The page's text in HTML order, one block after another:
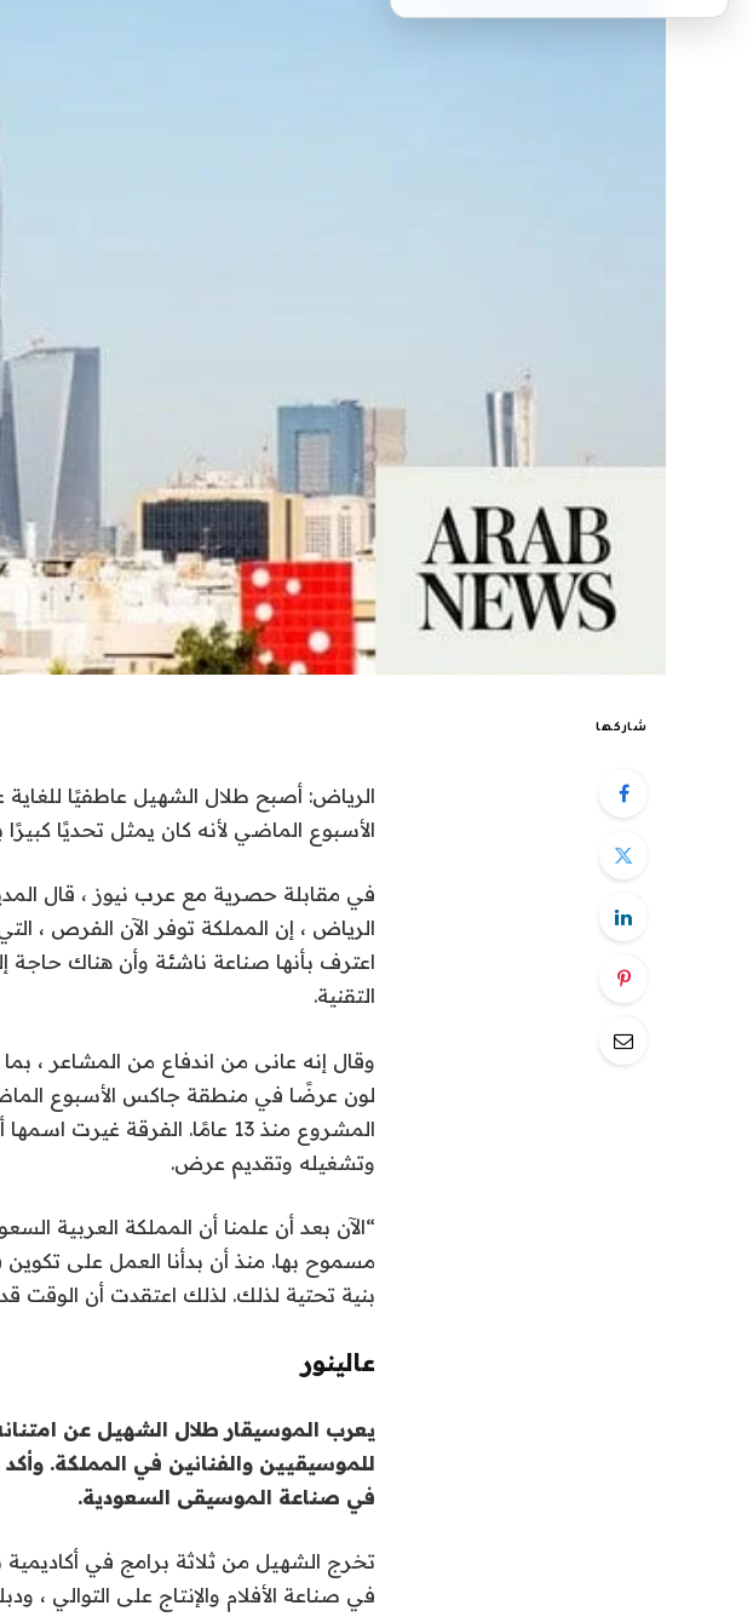
شاركها
الرياض: أصبح طلال الشهيل عاطفيًا
الأسبوع الماضي لأنه كان يمثل تحديًا كبيرًا بالنسبة له
الرياض ، إن المملكة توفر الآن الفرص ،
اعترف بأنها صناعة ناشئة وأن هناك حاجة
التقنية.
وقال إنه عانى من اندفاع من المشاعر ،
المشروع منذ 13 عامًا. الفرقة
وتشغيله وتقديم عرض.
“الآن بعد أن علمنا أن المملكة العربية
مسموح بها. منذ أن بدأنا العمل على تكوين
بنية تحتية لذلك. لذلك اعتقدت أن الوقت
عالينور
يعرب الموسيقار طلال الشهيل عن
للموسيقيين والفنانين في المملكة. وأكد
في صناعة الموسيقى السعودية.
تخرج الشهيل من ثلاثة برامج في أكاديمية
في صناعة الأفلام والإنتاج على التوالي ،